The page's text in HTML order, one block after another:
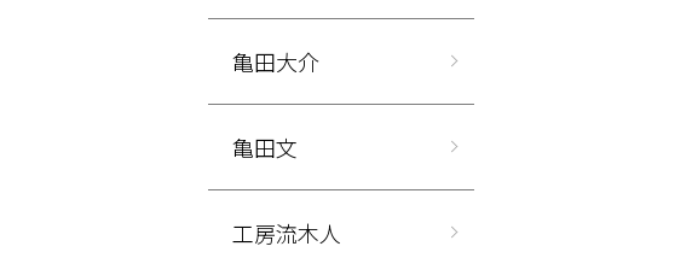
亀田大介
亀田文
工房流木人